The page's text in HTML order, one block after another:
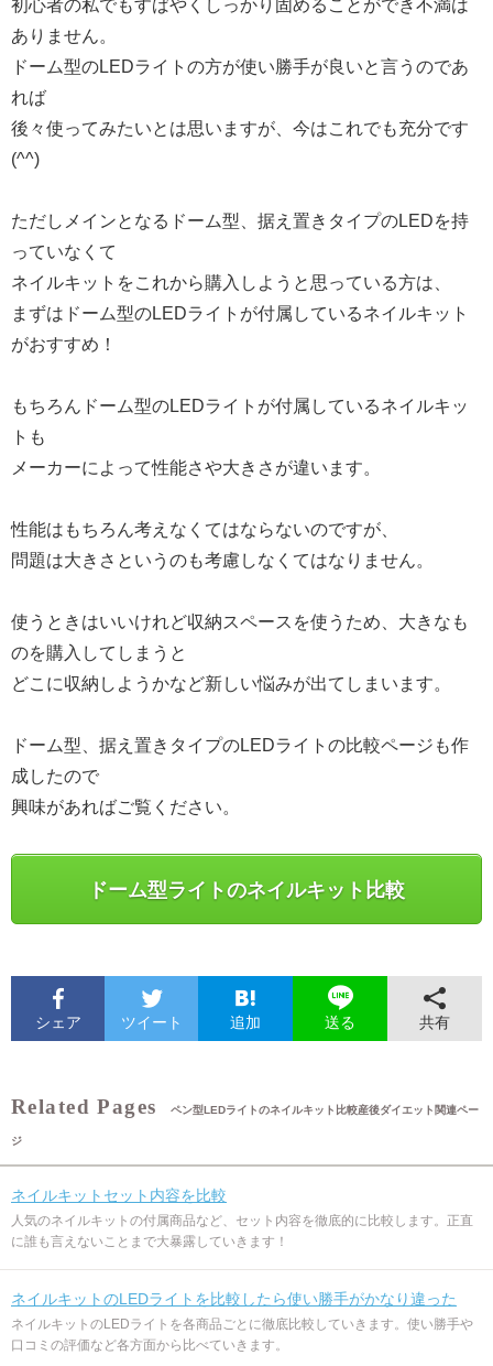
初心者の私でもすばやくしっかり固めることができ不満は
ありません。
ドーム型のLEDライトの方が使い勝手が良いと言うのであ
れば
後々使ってみたいとは思いますが、今はこれでも充分です
(^^)
ただしメインとなるドーム型、据え置きタイプのLEDを持
っていなくて
ネイルキットをこれから購入しようと思っている方は、
まずはドーム型のLEDライトが付属しているネイルキット
がおすすめ！
もちろんドーム型のLEDライトが付属しているネイルキッ
トも
メーカーによって性能さや大きさが違います。
性能はもちろん考えなくてはならないのですが、
問題は大きさというのも考慮しなくてはなりません。
使うときはいいけれど収納スペースを使うため、大きなも
のを購入してしまうと
どこに収納しようかなど新しい悩みが出てしまいます。
ドーム型、据え置きタイプのLEDライトの比較ページも作
成したので
興味があればご覧ください。
ドーム型ライトのネイルキット比較
シェア ツイート 追加 送る 共有
ペン型LEDライトのネイルキット比較産後ダイエット関連ペー
ジ
ネイルキットセット内容を比較
人気のネイルキットの付属商品など、セット内容を徹底的に比較します。正直
に誰も言えないことまで大暴露していきます！
ネイルキットのLEDライトを比較したら使い勝手がかなり違った
ネイルキットのLEDライトを各商品ごとに徹底比較していきます。使い勝手や
口コミの評価など各方面から比べていきます。